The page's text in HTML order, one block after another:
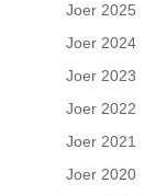
Joer 2025
Joer 2024
Joer 2023
Joer 2022
Joer 2021
Joer 2020